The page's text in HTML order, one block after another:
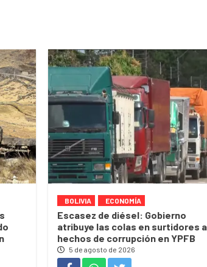
BOLIVIA ECONOMÍA
Escasez de diésel: Gobierno
atribuye las colas en surtidores a
hechos de corrupción en YPFB
5 de agosto de 2026